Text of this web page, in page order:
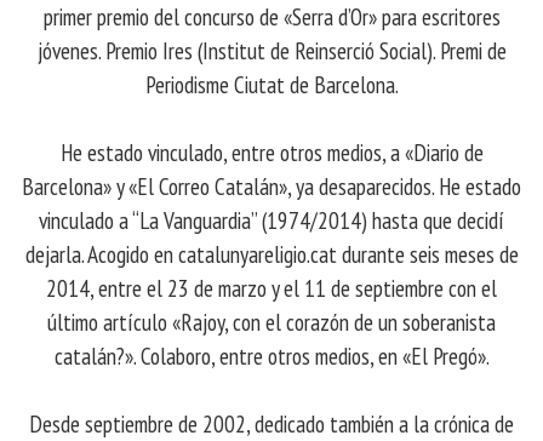
primer premio del concurso de «Serra d’Or» para escritores
jóvenes. Premio Ires (Institut de Reinserció Social). Premi de
Periodisme Ciutat de Barcelona.
He estado vinculado, entre otros medios, a «Diario de
Barcelona» y «El Correo Catalán», ya desaparecidos. He estado
vinculado a “La Vanguardia” (1974/2014) hasta que decidí
dejarla. Acogido en catalunyareligio.cat durante seis meses de
2014, entre el 23 de marzo y el 11 de septiembre con el
último artículo «Rajoy, con el corazón de un soberanista
catalán?». Colaboro, entre otros medios, en «El Pregó».
Desde septiembre de 2002, dedicado también a la crónica de